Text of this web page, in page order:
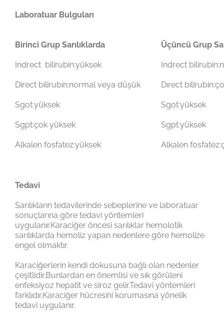
Laboratuar Bulguları
Birinci Grup Sarılıklarda
Indrect bilirubin:yüksek
Direct bilirubin:normal veya düşük
Sgot:yüksek
Sgpt:çok yüksek
Alkalen fosfatez:yüksek
Üçüncü Grup
Indrect
Dırect
Sgot:yüksek
Sgpt:yüksek
Alkalen
Tedavi
Sarılıkların tedavilerinde sebeplerine ve laboratuar
sonuçlarına göre tedavi yöntemleri
uygulanır.Karaciğer öncesi sarılıklar hemolotik
sarılıklarda hemoliz yapan nedenlere göre hemolize
engel olmaktır.
Karaciğerlerin kendi dokusuna bağlı olan nedenler
çeşitlidir.Bunlardan en önemlisi ve sık görüleni
enfeksiyoz hepatit ve siroz gelir.Tedavi yöntemleri
farklıdır.Karaciğer hücresini korumasına yönelik
tedavi uygulanır.